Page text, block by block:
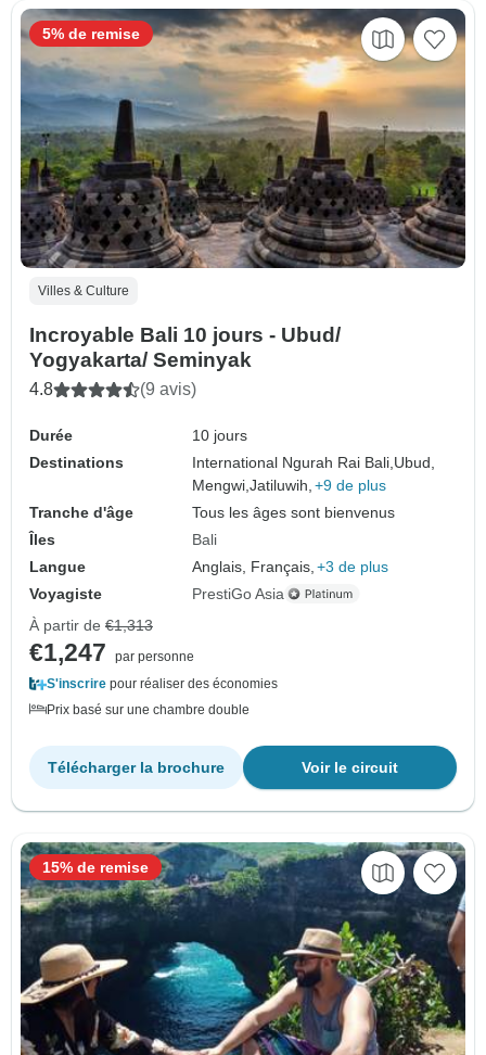
Villes & Culture
Incroyable Bali 10 jours - Ubud/
Yogyakarta/ Seminyak
4.8 (9 avis)
Durée
10 jours
Destinations
International Ngurah Rai Bali, Ubud,
Mengwi,Jatiluwih, +9 de plus
Tranche d'âge
Tous les âges sont bienvenus
Îles
Bali
Langue
Anglais, Français, +3 de plus
Voyagiste
PrestiGo Asia
5% de remise
À partir de €1,313
€1,247
par personne
S'inscrire pour réaliser des économies
Prix basé sur une chambre double
Voir le circuit
Télécharger la brochure
15% de remise